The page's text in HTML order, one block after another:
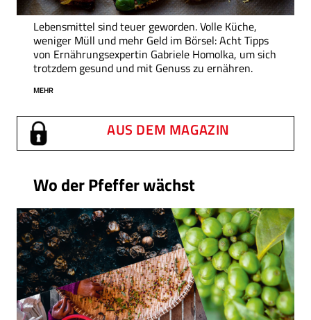
Lebensmittel sind teuer geworden. Volle Küche,
weniger Müll und mehr Geld im Börsel: Acht Tipps
von Ernährungsexpertin Gabriele Homolka, um sich
trotzdem gesund und mit Genuss zu ernähren.
MEHR
AUS DEM MAGAZIN
Wo der Pfeffer wächst